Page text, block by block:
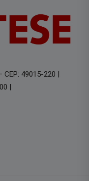
49015-220 |
|